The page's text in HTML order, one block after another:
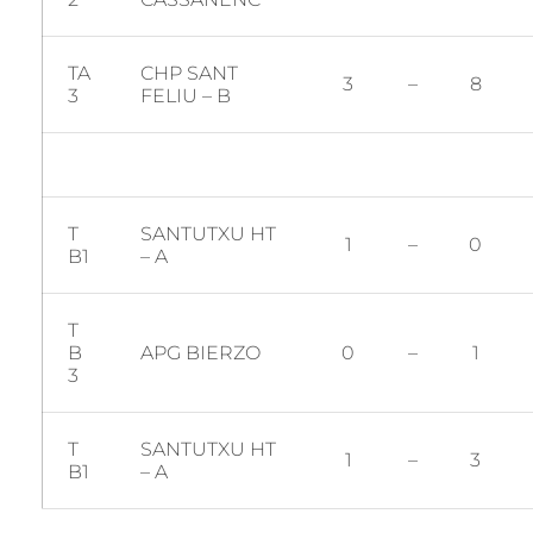
TA
3
CHP SANT
FELIU – B
3 – 8
T
B1
SANTUTXU HT
– A
1 – 0
T
B
3
APG BIERZO 0 – 1
T
B1
SANTUTXU HT
– A
1 – 3